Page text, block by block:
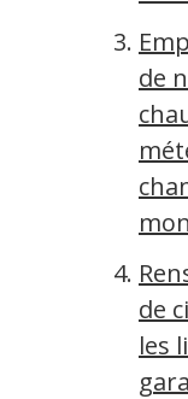
de
de
les